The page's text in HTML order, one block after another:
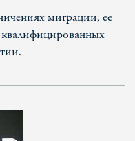
миграции, ее
квалифицированных